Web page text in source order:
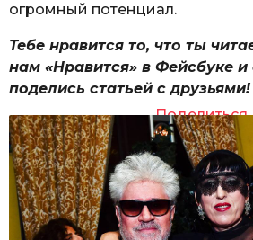
огромный потенциал.
Тебе нравится то, что ты
нам «Нравится» в Фейсбуке и
поделись статьей с друзьями!
Поделиться